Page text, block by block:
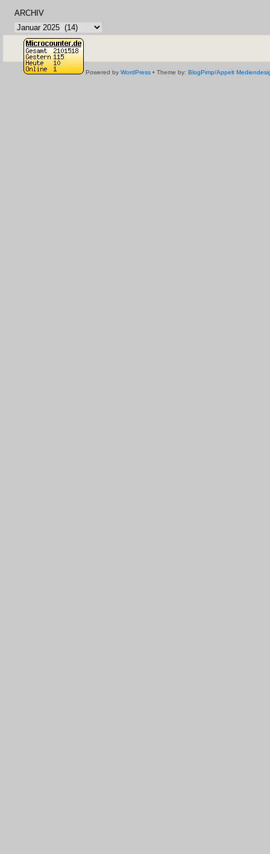
ARCHIV
Archiv
Powered by WordPress • Theme by: BlogPimp/Appelt